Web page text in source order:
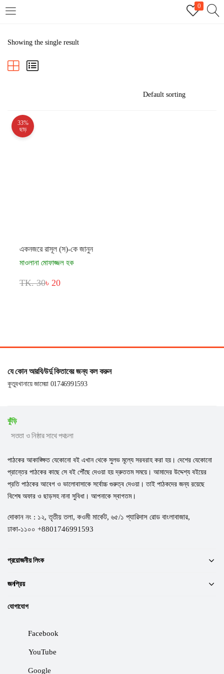
0
REGISTER
Showing the single result
33%
ছাড়
একনজরে রাসূল (স)-কে জানুন
মাওলানা মোফাজ্জল হক
TK. 30৳ 20
যে কোন আরবি/উর্দু কিতাবের জন্য কল করুন
কুতুবখানায়ে জামেয়া 01746991593
কুঁড়ি
সততা ও নিষ্ঠার সাথে পথচলা
পাঠকের আকাঙ্ক্ষিত যেকোনো বই এখান থেকে সুলভ মূল্যে সরবরাহ করা হয়। দেশের যেকোনো
প্রান্তের পাঠকের কাছে সে বই পৌঁছে দেওয়া হয় দ্রুততম সময়ে। আমাদের উদ্দেশ্য বইয়ের
প্রতি পাঠকের আবেগ ও ভালোবাসাকে সর্বোচ্চ গুরুত্ব দেওয়া। তাই পাঠকদের জন্য রয়েছে
বিশেষ অফার ও ছাড়সহ নানা সুবিধা। আপনাকে স্বাগতম।
দোকান নং : ১২, তৃতীয় তলা, কওমী মার্কেট, ৬৫/১ প্যারিদাস রোড বাংলাবাজার,
ঢাকা-১১০০ +8801746991593
প্রয়োজনীয় লিংক
জনপ্রিয়
যোগাযোগ
Facebook
YouTube
Google